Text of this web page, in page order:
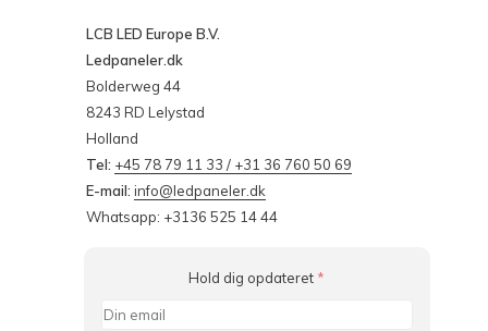
LCB LED Europe B.V.
Ledpaneler.dk
Bolderweg 44
8243 RD Lelystad
Holland
Tel: +45 78 79 11 33 / +31 36 760 50 69
E-mail: info@ledpaneler.dk
Whatsapp: +3136 525 14 44
Hold dig opdateret *